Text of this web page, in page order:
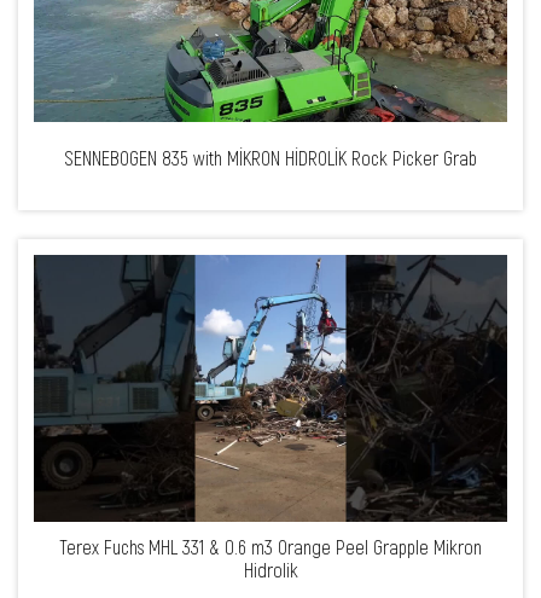
SENNEBOGEN 835 with MİKRON HİDROLİK Rock Picker Grab
Terex Fuchs MHL 331 & 0.6 m3 Orange Peel Grapple Mikron
Hidrolik